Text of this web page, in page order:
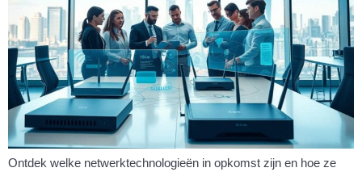
Ontdek welke netwerktechnologieën in opkomst zijn en hoe ze